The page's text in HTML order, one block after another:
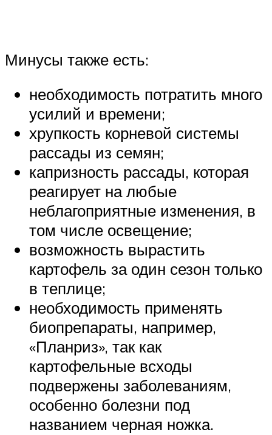
Минусы также есть:
необходимость потратить много
усилий и времени;
хрупкость корневой системы
рассады из семян;
капризность рассады, которая
реагирует на любые
неблагоприятные изменения, в
том числе освещение;
возможность вырастить
картофель за один сезон только
в теплице;
необходимость применять
биопрепараты, например,
«Планриз», так как
картофельные всходы
подвержены заболеваниям,
особенно болезни под
названием черная ножка.